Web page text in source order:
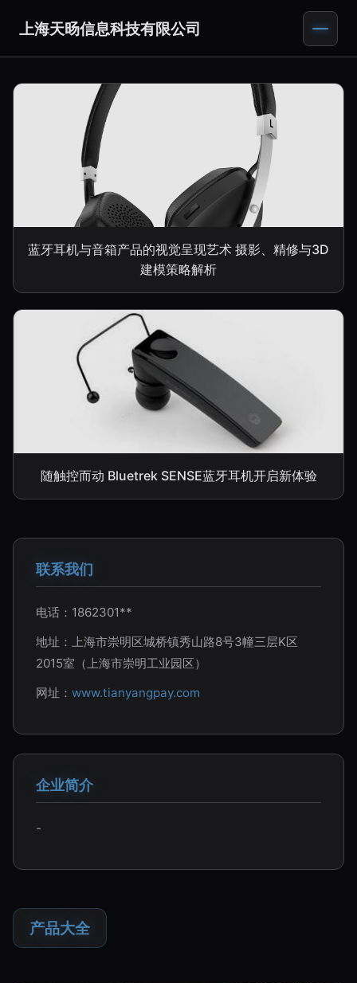
上海天旸信息科技有限公司
蓝牙耳机与音箱产品的视觉呈现艺术 摄影、精修与3D
建模策略解析
随触控而动 Bluetrek SENSE蓝牙耳机开启新体验
联系我们
电话：1862301**
地址：上海市崇明区城桥镇秀山路8号3幢三层K区
2015室（上海市崇明工业园区）
网址： www.tianyangpay.com
企业简介
-
产品大全